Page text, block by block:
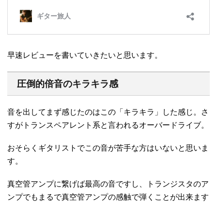
早速レビューを書いていきたいと思います。
圧倒的倍音のキラキラ感
音を出してまず感じたのはこの「キラキラ」した感じ。さ
すがトランスペアレント系と言われるオーバードライブ。
おそらくギタリストでこの音が苦手な方はいないと思いま
す。
真空管アンプに繋げば最高の音ですし、トランジスタのア
ンプでもまるで真空管アンプの感触で弾くことが出来ます